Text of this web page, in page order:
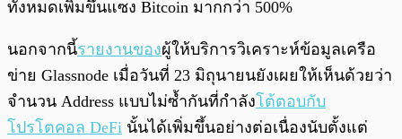
ทั้งหมดเพิ่มขึ้นแซง Bitcoin มากกว่า 500%
นอกจากนี้รายงานของผู้ให้บริการวิเคราะห์ข้อมูลเครือ
ข่าย Glassnode เมื่อวันที่ 23 มิถุนายนยังเผยให้เห็นด้วยว่า
จำนวน Address แบบไม่ซ้ำกันที่กำลังโต้ตอบกับ
โปรโตคอล DeFi นั้นได้เพิ่มขึ้นอย่างต่อเนื่องนับตั้งแต่